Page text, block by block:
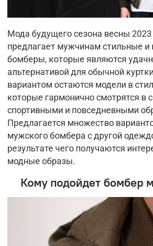
Мода будущего сезона весны 2023
предлагает мужчинам стильные и
бомберы, которые являются
альтернативой для обычной
вариантом остаются модели в
которые гармонично смотрятся в
спортивными и повседневными
Предлагается множество
мужского бомбера с другой
результате чего получаются
модные образы.
Кому подойдет бомбер